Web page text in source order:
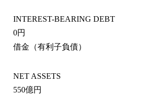
INTEREST-BEARING DEBT
0円
借金（有利子負債）
NET ASSETS
550億円